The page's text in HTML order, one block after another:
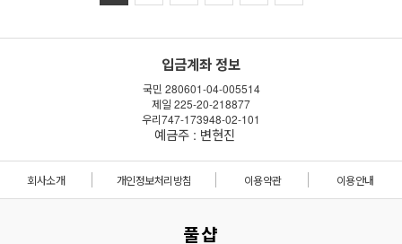
입금계좌 정보
국민 280601-04-005514
제일 225-20-218877
우리747-173948-02-101
예금주 : 변현진
회사소개 개인정보처리방침 이용약관 이용안내
풀샵